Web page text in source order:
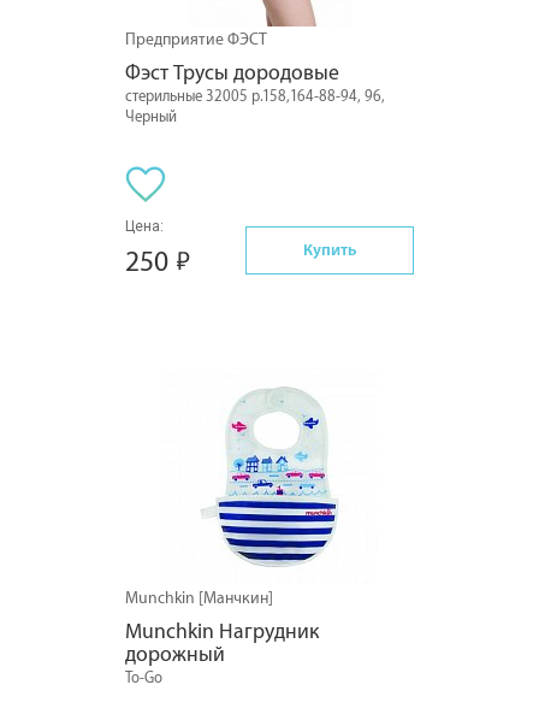
Предприятие ФЭСТ
Фэст Трусы дородовые
стерильные 32005 р.158,164-88-94, 96,
Черный
Цена:
250 Купить
Munchkin [Манчкин]
Munchkin Нагрудник
дорожный
To-Go